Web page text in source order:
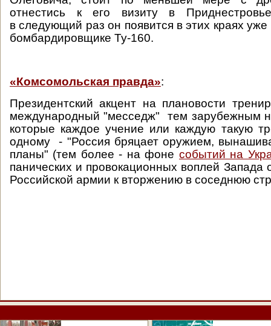
отнестись к его визиту в
в следующий раз он появится в этих краях уже
бомбардировщике Ту-160.
«Комсомольская правда»:
Президентский акцент на плановости
международный "месседж" тем зарубежным
которые каждое учение или каждую такую
одному - "Россия бряцает оружием,
планы" (тем более - на фоне событий на
панических и провокационных воплей Запада
Российской армии к вторжению в соседнюю